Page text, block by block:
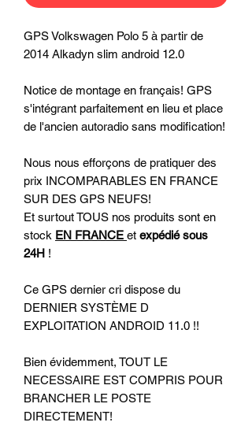
GPS Volkswagen Polo 5 à partir de
2014 Alkadyn slim android 12.0
Notice de montage en français! GPS
s'intégrant parfaitement en lieu et place
de l'ancien autoradio sans modification!
Nous nous efforçons de pratiquer des
prix INCOMPARABLES EN FRANCE
SUR DES GPS NEUFS!
Et surtout TOUS nos produits sont en
stock EN FRANCE et expédié sous
24H !
Ce GPS dernier cri dispose du
DERNIER SYSTÈME D
EXPLOITATION ANDROID 11.0 !!
Bien évidemment, TOUT LE
NECESSAIRE EST COMPRIS POUR
BRANCHER LE POSTE
DIRECTEMENT!